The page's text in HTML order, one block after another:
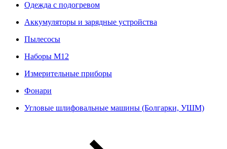
Одежда с подогревом
Аккумуляторы и зарядные устройства
Пылесосы
Наборы М12
Измерительные приборы
Фонари
Угловые шлифовальные машины (Болгарки, УШМ)